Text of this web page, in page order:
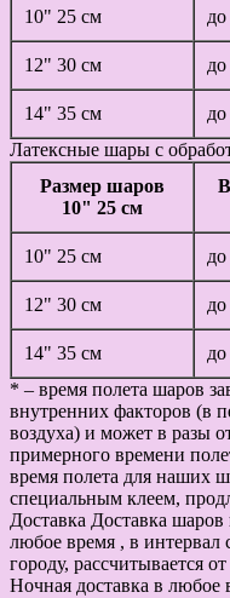
10" 25 см до
12" 30 см до
14" 35 см до
Латексные шары с
Размер шаров
10" 25 см
10" 25 см
12" 30 см
14" 35 см
* – время полета шаров
внутренних факторов (в
воздуха) и может в разы
примерного времени
время полета для наших
специальным клеем,
Доставка Доставка шаров
любое время , в интервал
городу, рассчитывается
Ночная доставка в любое